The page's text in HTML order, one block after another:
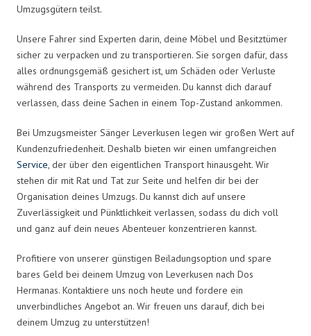
Umzugsgütern teilst.
Unsere Fahrer sind Experten darin, deine Möbel und Besitztümer
sicher zu verpacken und zu transportieren. Sie sorgen dafür, dass
alles ordnungsgemäß gesichert ist, um Schäden oder Verluste
während des Transports zu vermeiden. Du kannst dich darauf
verlassen, dass deine Sachen in einem Top-Zustand ankommen.
Bei Umzugsmeister Sänger Leverkusen legen wir großen Wert auf
Kundenzufriedenheit. Deshalb bieten wir einen umfangreichen
Service, der über den eigentlichen Transport hinausgeht. Wir
stehen dir mit Rat und Tat zur Seite und helfen dir bei der
Organisation deines Umzugs. Du kannst dich auf unsere
Zuverlässigkeit und Pünktlichkeit verlassen, sodass du dich voll
und ganz auf dein neues Abenteuer konzentrieren kannst.
Profitiere von unserer günstigen Beiladungsoption und spare
bares Geld bei deinem Umzug von Leverkusen nach Dos
Hermanas. Kontaktiere uns noch heute und fordere ein
unverbindliches Angebot an. Wir freuen uns darauf, dich bei
deinem Umzug zu unterstützen!